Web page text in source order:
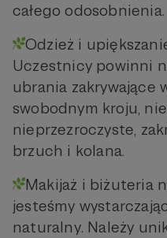
całego odosobnienia.
Odzież i
Uczestnicy powinni
ubrania zakrywające
swobodnym kroju,
nieprzezroczyste,
brzuch i kolana.
Makijaż i biżuteria
jesteśmy
naturalny. Należy